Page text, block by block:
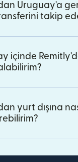
Uruguay'a
takip
içinde
yurt dışına